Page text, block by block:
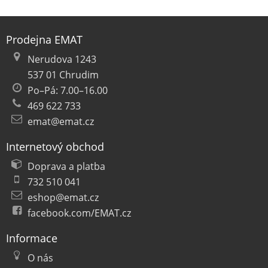
Prodejna EMAT
Nerudova 1243
537 01 Chrudim
Po–Pá: 7.00–16.00
469 622 733
emat@emat.cz
Internetový obchod
Doprava a platba
732 510 041
eshop@emat.cz
facebook.com/EMAT.cz
Informace
O nás